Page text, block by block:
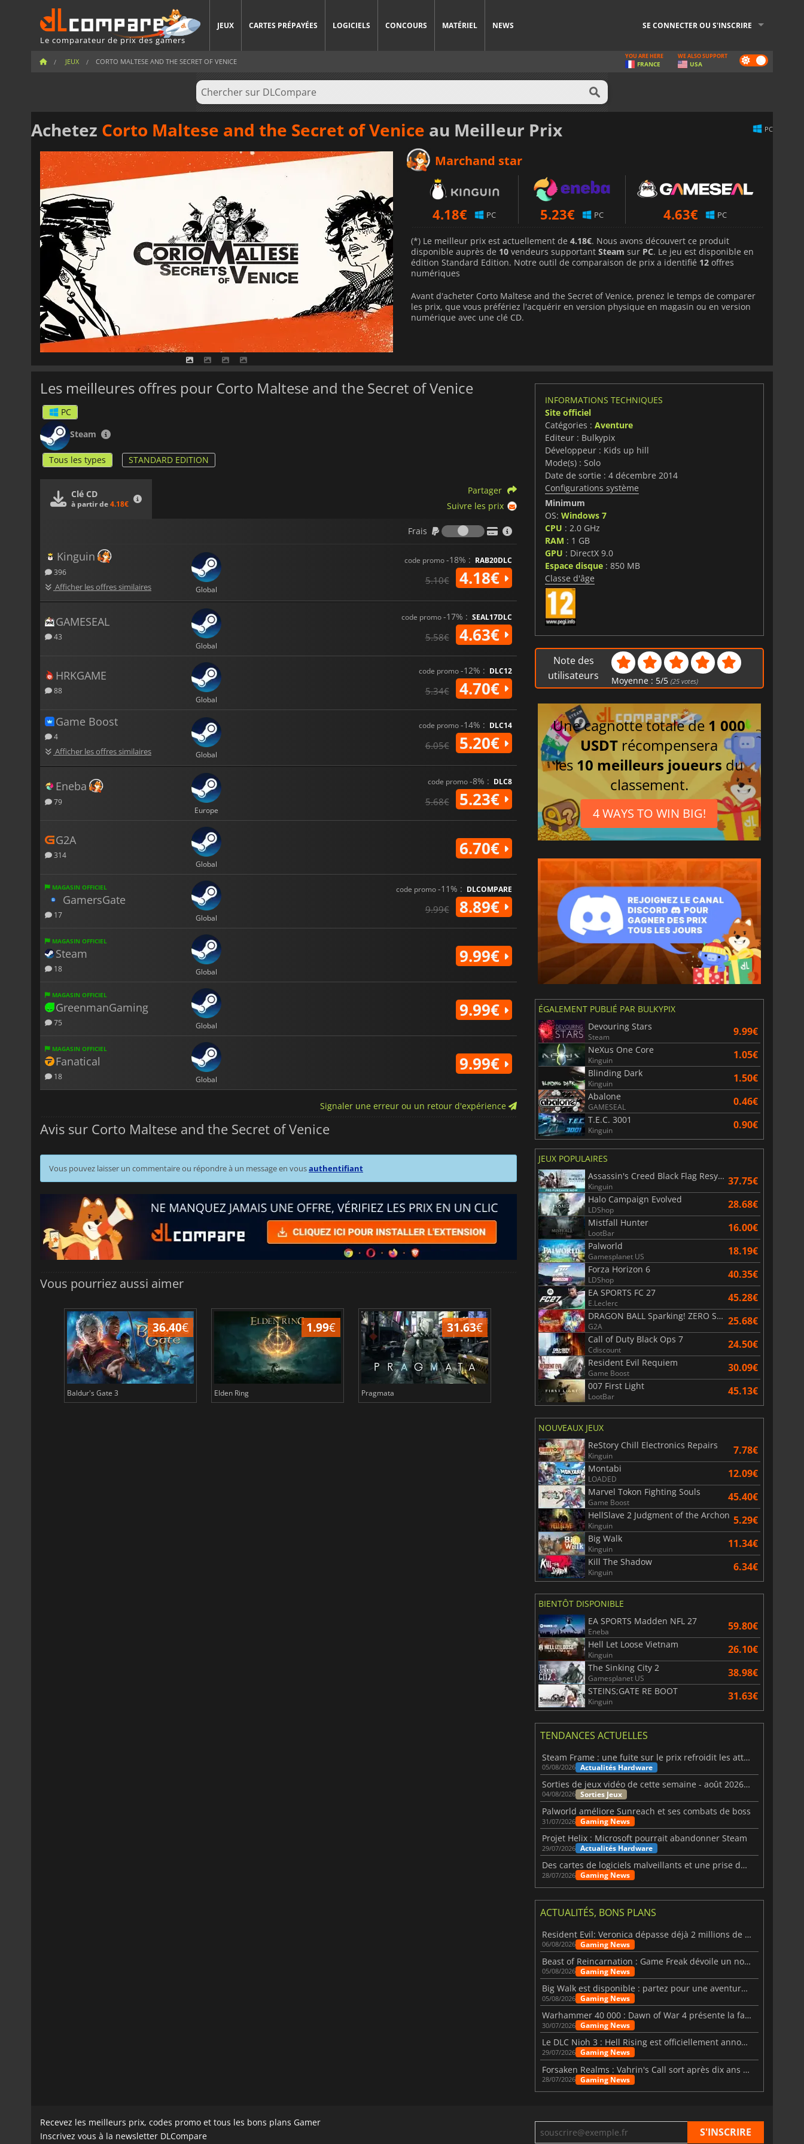
Le comparateur de prix des gamers
JEUX CARTES PRÉPAYÉES LOGICIELS CONCOURS MATÉRIEL NEWS SE CONNECTER OU S'INSCRIRE
JEUX CORTO MALTESE AND THE SECRET OF VENICE Dark
mode
YOU ARE HERE
FRANCE
WE ALSO SUPPORT
USA
Achetez Corto Maltese and the Secret of Venice au Meilleur Prix PC
Marchand star
4.18€ PC 5.23€ PC 4.63€ PC
(*) Le meilleur prix est actuellement de 4.18€. Nous avons découvert ce produit
disponible auprès de 10 vendeurs supportant Steam sur PC. Le jeu est disponible en
édition Standard Edition. Notre outil de comparaison de prix a identifié 12 offres
numériques
Avant d'acheter Corto Maltese and the Secret of Venice, prenez le temps de comparer
les prix, que vous préfériez l'acquérir en version physique en magasin ou en version
numérique avec une clé CD.
Les meilleures offres pour Corto Maltese and the Secret of Venice
PC
Steam
Tous les types STANDARD EDITION
Clé CD
à partir de4.18€
Partager
Suivre les prix
Frais
Frais
Kinguin
396
Afficher les offres similaires Global
code promo-18% : RAB20DLC
5.10€ 4.18€
GAMESEAL
43
Global
code promo-17% : SEAL17DLC
5.58€ 4.63€
HRKGAME
88
Global
code promo-12% : DLC12
5.34€ 4.70€
Game Boost
4
Afficher les offres similaires Global
code promo-14% : DLC14
6.05€ 5.20€
Eneba
79
Europe
code promo-8% : DLC8
5.68€ 5.23€
G2A
314
Global
6.70€
MAGASIN OFFICIEL
GamersGate
17 Global
code promo-11% : DLCOMPARE
9.99€ 8.89€
MAGASIN OFFICIEL
Steam
18 Global
9.99€
MAGASIN OFFICIEL
GreenmanGaming
75 Global
9.99€
MAGASIN OFFICIEL
Fanatical
18 Global
9.99€
Signaler une erreur ou un retour d'expérience
Avis sur Corto Maltese and the Secret of Venice
Vous pouvez laisser un commentaire ou répondre à un message en vousauthentifiant
Vous pourriez aussi aimer
36.40€
Baldur's Gate 3
1.99€
Elden Ring
31.63€
Pragmata
6.77
Total War WARHAMMER 3
15.48
INFORMATIONS TECHNIQUES
Site officiel
Catégories : Aventure
Editeur : Bulkypix
Développeur : Kids up hill
Mode(s) : Solo
Date de sortie : 4 décembre 2014
Configurations système
Minimum
OS: Windows 7
CPU : 2.0 GHz
RAM : 1 GB
GPU : DirectX 9.0
Espace disque: 850 MB
Classe d'âge
Note des
utilisateurs
Moyenne : 5/5 (25 votes)
Une cagnotte totale de 1 000
USDT récompensera
les 10 meilleurs joueurs du
classement.
4 WAYS TO WIN BIG!
ÉGALEMENT PUBLIÉ PAR BULKYPIX
Devouring Stars
Steam 9.99€
NeXus One Core
Kinguin 1.05€
Blinding Dark
Kinguin 1.50€
Abalone
GAMESEAL 0.46€
T.E.C. 3001
Kinguin 0.90€
JEUX POPULAIRES
Assassin's Creed Black Flag Resynced
Kinguin 37.75€
Halo Campaign Evolved
LDShop 28.68€
Mistfall Hunter
LootBar 16.00€
Palworld
Gamesplanet US 18.19€
Forza Horizon 6
LDShop 40.35€
EA SPORTS FC 27
E.Leclerc 45.28€
DRAGON BALL Sparking! ZERO Super Limit Breaking NEO
G2A 25.68€
Call of Duty Black Ops 7
Cdiscount 24.50€
Resident Evil Requiem
Game Boost 30.09€
007 First Light
LootBar 45.13€
NOUVEAUX JEUX
ReStory Chill Electronics Repairs
Kinguin 7.78€
Montabi
LOADED 12.09€
Marvel Tokon Fighting Souls
Game Boost 45.40€
HellSlave 2 Judgment of the Archon
Kinguin 5.29€
Big Walk
Kinguin 11.34€
Kill The Shadow
Kinguin 6.34€
BIENTÔT DISPONIBLE
EA SPORTS Madden NFL 27
Eneba 59.80€
Hell Let Loose Vietnam
Kinguin 26.10€
The Sinking City 2
Gamesplanet US 38.98€
STEINS;GATE RE BOOT
Kinguin 31.63€
TENDANCES ACTUELLES
Steam Frame : une fuite sur le prix refroidit les attentes VR
05/08/2026 Actualités Hardware
Sorties de jeux vidéo de cette semaine - août 2026 (semaine 32)
04/08/2026 Sorties Jeux
Palworld améliore Sunreach et ses combats de boss
31/07/2026 Gaming News
Projet Helix : Microsoft pourrait abandonner Steam
29/07/2026 Actualités Hardware
Des cartes de logiciels malveillants et une prise de contrôle de Discord ont touché Meccha Chameleon
28/07/2026 Gaming News
ACTUALITÉS, BONS PLANS
Resident Evil: Veronica dépasse déjà 2 millions de wishlists
06/08/2026 Gaming News
Beast of Reincarnation : Game Freak dévoile un nouveau pari
05/08/2026 Gaming News
Big Walk est disponible : partez pour une aventure entre amis
05/08/2026 Gaming News
Warhammer 40 000 : Dawn of War 4 présente la faction des Nécrons
30/07/2026 Gaming News
Le DLC Nioh 3 : Hell Rising est officiellement annoncé
29/07/2026 Gaming News
Forsaken Realms : Vahrin's Call sort après dix ans de développement
28/07/2026 Gaming News
Recevez les meilleurs prix, codes promo et tous les bons plans Gamer
Inscrivez vous à la newsletter DLCompare